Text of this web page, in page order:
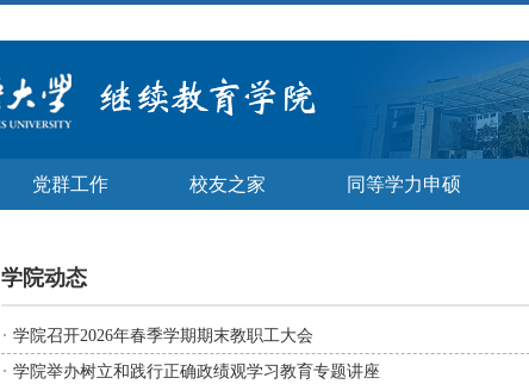
党群工作 校友之家 同等学力申硕
学院动态
学院召开2026年春季学期期末教职工大会
学院举办树立和践行正确政绩观学习教育专题讲座